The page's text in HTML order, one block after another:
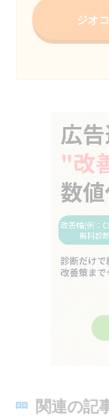
ジオ
関連の記